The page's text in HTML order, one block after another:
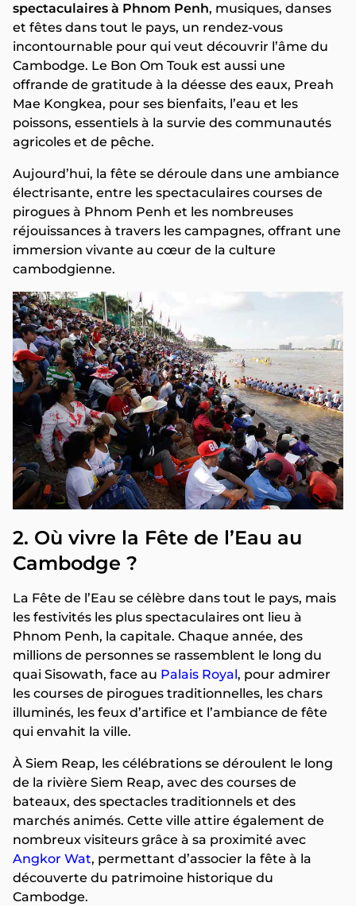
spectaculaires à Phnom Penh, musiques, danses
et fêtes dans tout le pays, un rendez-vous
incontournable pour qui veut découvrir l’âme du
Cambodge. Le Bon Om Touk est aussi une
offrande de gratitude à la déesse des eaux, Preah
Mae Kongkea, pour ses bienfaits, l’eau et les
poissons, essentiels à la survie des communautés
agricoles et de pêche.
Aujourd’hui, la fête se déroule dans une ambiance
électrisante, entre les spectaculaires courses de
pirogues à Phnom Penh et les nombreuses
réjouissances à travers les campagnes, offrant une
immersion vivante au cœur de la culture
cambodgienne.
2. Où vivre la Fête de l’Eau au
Cambodge ?
La Fête de l’Eau se célèbre dans tout le pays, mais
les festivités les plus spectaculaires ont lieu à
Phnom Penh, la capitale. Chaque année, des
millions de personnes se rassemblent le long du
quai Sisowath, face au Palais Royal, pour admirer
les courses de pirogues traditionnelles, les chars
illuminés, les feux d’artifice et l’ambiance de fête
qui envahit la ville.
À Siem Reap, les célébrations se déroulent le long
de la rivière Siem Reap, avec des courses de
bateaux, des spectacles traditionnels et des
marchés animés. Cette ville attire également de
nombreux visiteurs grâce à sa proximité avec
Angkor Wat, permettant d’associer la fête à la
découverte du patrimoine historique du
Cambodge.